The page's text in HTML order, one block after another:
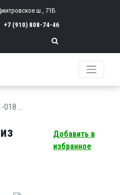
ш., 71Б
+7 (910) 808-74-46
бруса 8х11
Добавить в
избранное